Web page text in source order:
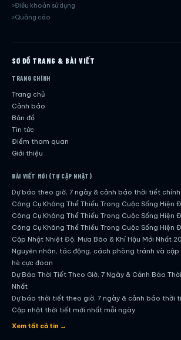
Điều khoản sử dụng
Quảng cáo
SƠ ĐỒ TRANG & BÀI VIẾT
TRANG CHÍNH
Trang chủ
Cảnh báo
Bản đồ
Tin tức
Điểm tham quan
Giới thiệu
BÀI VIẾT MỚI (TỰ CẬP NHẬT)
Dự báo theo giờ, 7 ngày & cảnh báo thời tiết
Công Cụ Không Thể Thiếu Trong Cuộc Sống Hiện
Công Cụ Không Thể Thiếu Trong Cuộc Sống Hiện
Công Cụ Không Thể Thiếu Trong Cuộc Sống Hiện
Cập Nhật Nhiệt Độ, Mưa Bão & Khí Hậu Mới Nhất
Nguyên nhân, tác động, cách phòng tránh và
hè cực đoan
Dự Báo Thời Tiết Theo Giờ, 7 Ngày & Cảnh Báo
Nhất
Dự báo thời tiết theo giờ, 7 ngày & cảnh báo thời
Cập nhật thời tiết mới nhất mỗi ngày
Hướng dẫn đầy đủ về dự báo thời tiết hiện đại
Xem tất cả tin →